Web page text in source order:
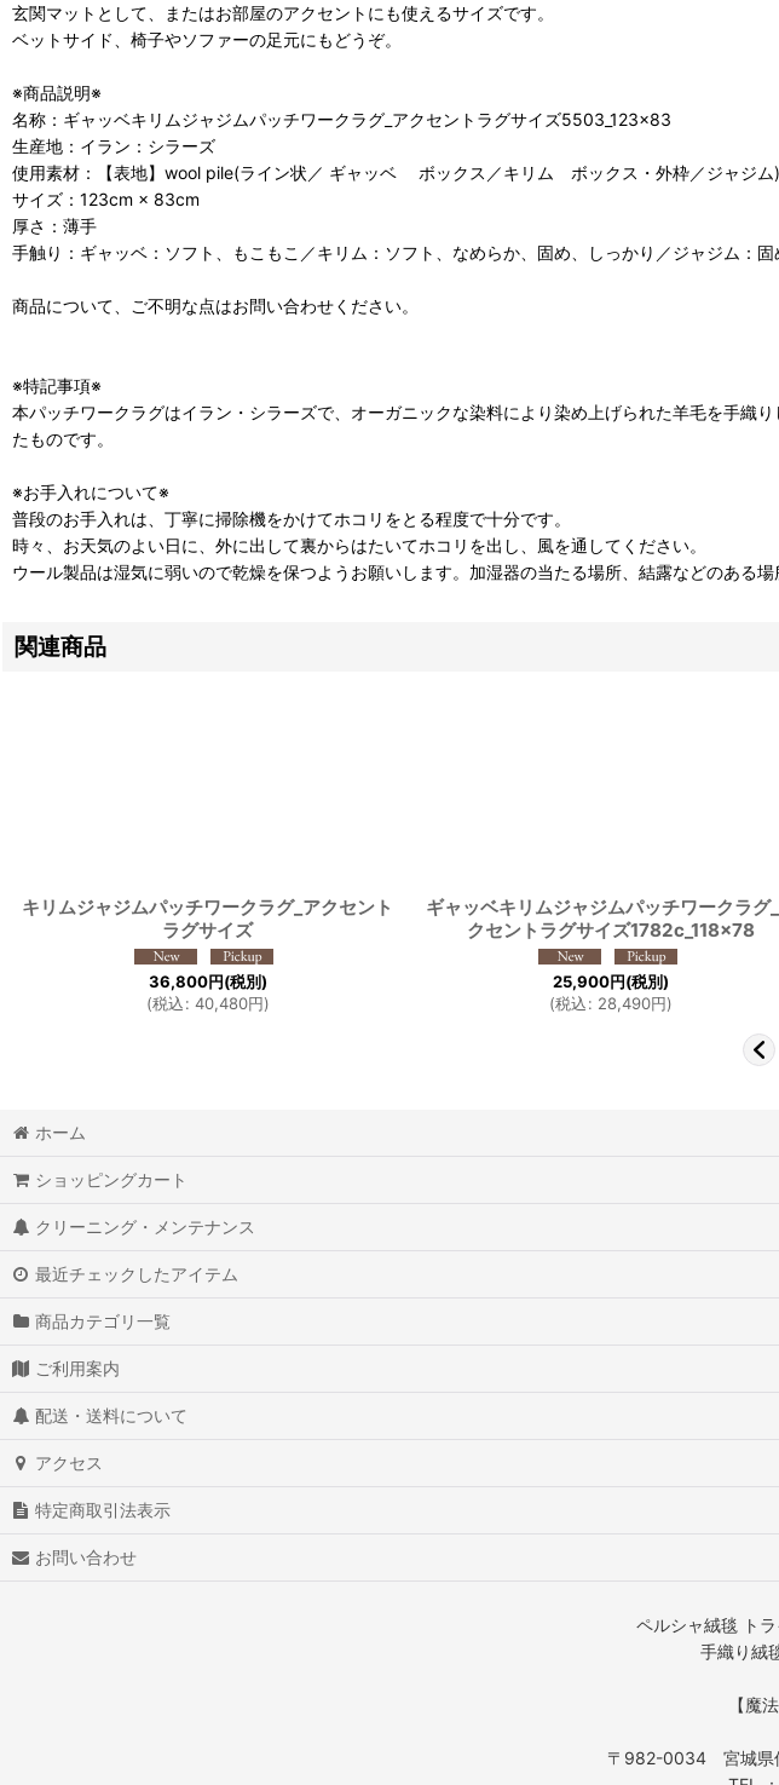
玄関マットとして、またはお部屋のアクセントにも使えるサイズです。
ベットサイド、椅子やソファーの足元にもどうぞ。
※商品説明※
名称：ギャッベキリムジャジムパッチワークラグ_アクセントラグサイズ5503_123×83
生産地：イラン：シラーズ
使用素材：【表地】wool pile(ライン状／ ギャッベ ボックス／キリム ボックス・外枠／ジャジム
サイズ：123cm × 83cm
厚さ：薄手
手触り：ギャッベ：ソフト、もこもこ／キリム：ソフト、なめらか、固め、しっかり／ジャジム：固
商品について、ご不明な点はお問い合わせください。
※特記事項※
本パッチワークラグはイラン・シラーズで、オーガニックな染料により染め上げられた羊毛を手織
たものです。
※お手入れについて※
普段のお手入れは、丁寧に掃除機をかけてホコリをとる程度で十分です。
時々、お天気のよい日に、外に出して裏からはたいてホコリを出し、風を通してください。
ウール製品は湿気に弱いので乾燥を保つようお願いします。加湿器の当たる場所、結露などのある場
関連商品
キリムジャジムパッチワークラグ_アクセント
ラグサイズ
36,800円(税別)
(税込: 40,480円)
ギャッベキリムジャジムパッチワークラグ
クセントラグサイズ1782c_118x78
25,900円(税別)
(税込: 28,490円)
ホーム
ショッピングカート
クリーニング・メンテナンス
最近チェックしたアイテム
商品カテゴリ一覧
ご利用案内
配送・送料について
アクセス
特定商取引法表示
お問い合わせ
ペルシャ絨毯 ト
手織り絨
【魔
〒982-0034 宮城県